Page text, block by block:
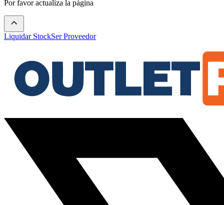
Por favor actualiza la página
Liquidar StockSer Proveedor